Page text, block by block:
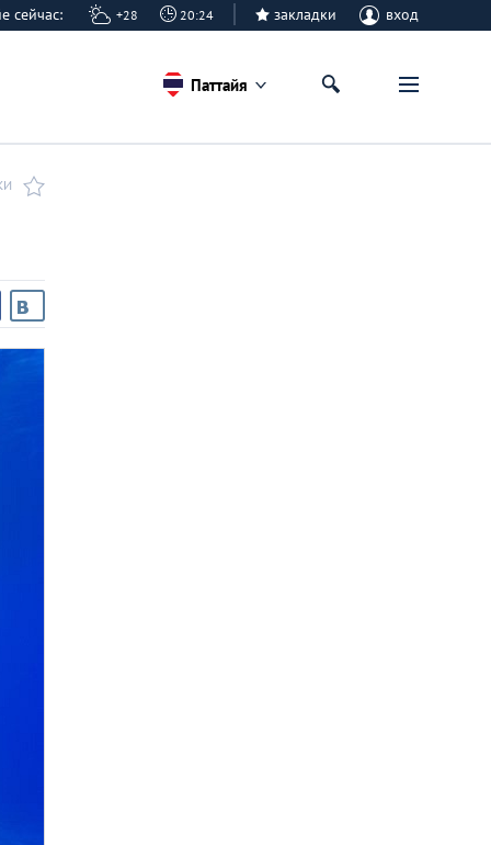
сейчас: +28 20:24 закладки вход
Паттайя